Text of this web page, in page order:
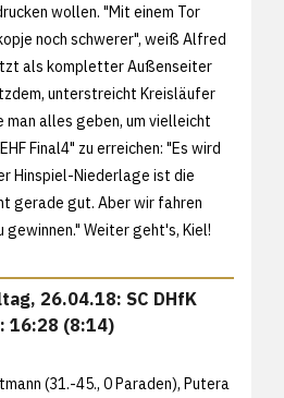
wollen. "Mit einem Tor
noch schwerer", weiß Alfred
als kompletter Außenseiter
unterstreicht Kreisläufer
man alles geben, um vielleicht
Final4" zu erreichen: "Es wird
Hinspiel-Niederlage ist die
gerade gut. Aber wir fahren
gewinnen." Weiter geht's, Kiel!
26.04.18: SC DHfK
16:28 (8:14)
(31.-45., 0 Paraden), Putera